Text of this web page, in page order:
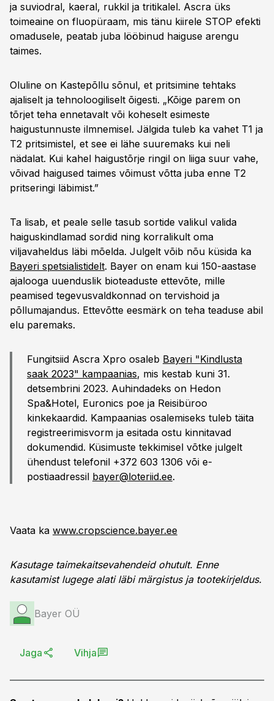
ja suviodral, kaeral, rukkil ja tritikalel. Ascra üks
toimeaine on fluopüraam, mis tänu kiirele STOP efekti
omadusele, peatab juba lööbinud haiguse arengu
taimes.
Oluline on Kastepõllu sõnul, et pritsimine tehtaks
ajaliselt ja tehnoloogiliselt õigesti. „Kõige parem on
tõrjet teha ennetavalt või koheselt esimeste
haigustunnuste ilmnemisel. Jälgida tuleb ka vahet T1 ja
T2 pritsimistel, et see ei lähe suuremaks kui neli
nädalat. Kui kahel haigustõrje ringil on liiga suur vahe,
võivad haigused taimes võimust võtta juba enne T2
pritseringi läbimist.”
Ta lisab, et peale selle tasub sortide valikul valida
haiguskindlamad sordid ning korralikult oma
viljavaheldus läbi mõelda. Julgelt võib nõu küsida ka
Bayeri spetsialistidelt. Bayer on enam kui 150-aastase
ajalooga uuenduslik bioteaduste ettevõte, mille
peamised tegevusvaldkonnad on tervishoid ja
põllumajandus. Ettevõtte eesmärk on teha teaduse abil
elu paremaks.
Fungitsiid Ascra Xpro osaleb Bayeri "Kindlusta
saak 2023" kampaanias, mis kestab kuni 31.
detsembrini 2023. Auhindadeks on Hedon
Spa&Hotel, Euronics poe ja Reisibüroo
kinkekaardid. Kampaanias osalemiseks tuleb täita
registreerimisvorm ja esitada ostu kinnitavad
dokumendid. Küsimuste tekkimisel võtke julgelt
ühendust telefonil +372 603 1306 või e-
postiaadressil bayer@loteriid.ee.
Vaata ka www.cropscience.bayer.ee
Kasutage taimekaitsevahendeid ohutult. Enne
kasutamist lugege alati läbi märgistus ja tootekirjeldus.
Bayer OÜ
Jaga Vihja